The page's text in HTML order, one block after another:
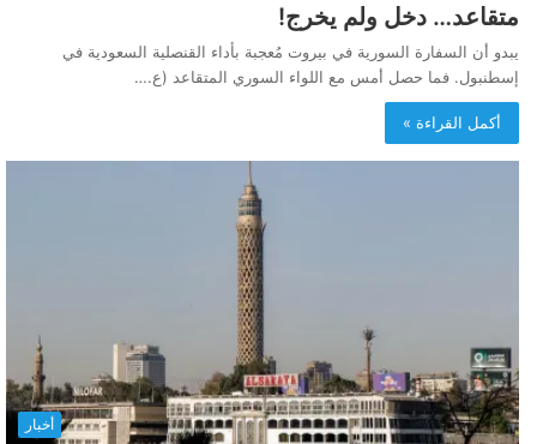
متقاعد… دخل ولم يخرج!
يبدو أن السفارة السورية في بيروت مُعجبة بأداء القنصلية السعودية في
إسطنبول. فما حصل أمس مع اللواء السوري المتقاعد (ع.…
أكمل القراءة »
أخبار